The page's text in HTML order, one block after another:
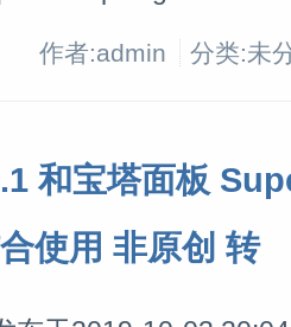
作者:admin 分类:未
和宝塔面板
使用 非原创 转